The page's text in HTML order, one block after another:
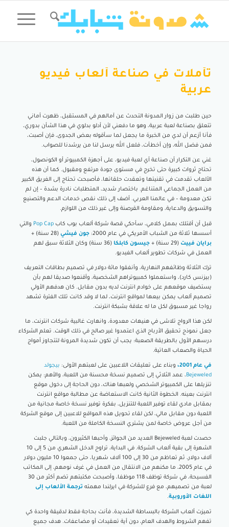
تأملات في صناعة ألعاب فيديو
عربية
حين طلبت من زوار المدونة التحدث عن آمالهم في المستقبل، ظهرت أماني
تتعلق بصناعة لعبة عربية، وهو ما دفعني لأن أدلو بدلوي في هذا الشأن بدوري،
فأنا أزعم أن لدي من الخبرة ما يجعل لما سأقوله بعض الجدوى، فإن أصبت،
فمن فضل الله، وإن أخطأت، فلعل الله يرسل لنا من يرشدنا للصواب.
غني عن التكرار أن صناعة أي لعبة فيديو، على أجهزة الكمبيوتر أو الكونصول،
تحتاج ثروات كبيرة حتى تخرج في مستوى جودة مرتفع ومقبول. كما أن هذه
الألعاب تقدمت في تقنيتها وتعقدت حلقاتها، فأصبحت تحتاج إلى الفريق الكبير
من العمل الجماعي المتناغم. باختصار شديد، المتطلبات نادرة بشدة – إن لم
تكن معدومة – في عالمنا العربي. أضف إلى ذلك نقص خدمات الدعم والتصنيع
والتسويق والدعاية، ومقاومة القرصنة وإلى غير ذلك من اللوازم.
قبل أن أقتلك بممل كلامي، سأحكي قصة شركة ألعاب بوب كاب Pop Cap والتي
أسسها ثلاثة من الشباب الأمريكي في عام 2000:
جون فيشي (28 سنة) +
برايان فييت (29 سنة) + جيسون كابلكا
(36 سنة) وكان الثلاثة سبق لهم
العمل في شركات تطوير ألعاب الفيديو.
ترك الثلاثة وظائفهم النهارية، وأنفقوا مائة دولار في تصميم بطاقات التعريف
(بيزنس كارد)، واستعملوا كمبيوتراهم الشخصية، وأقنعوا صديقا لهم بأن
يستضيف موقعهم على خوادم انترنت لديه بدون مقابل. كان هدفهم الأولي
تصميم ألعاب يمكن بيعها لمواقع انترنت، لما لا وقد كانت تلك الفترة تشهد
رواجا غير مسبوق لكل ما له علاقة بشبكة انترنت.
لكن هذا الرواج تلاشى في هنيهات معدودة، وانهارت غالبية شركات انترنت، ما
جعل نموذج تحقيق الأرباح الذي اعتمدوا غير صالح في ذلك الوقت. تعلم الشركاء
درسهم الأول بالطريقة الصعبة: يجب أن تكون شديدة المرونة لتتجاوز أمواج
الحياة والصعاب العاتية.
في عام 2001، وبناء على تعليقات اللاعبين على لعبتهم الأولى: بيجولد
Bejeweled، عمد الثلاثي إلى تصميم نسخة محسنة من اللعبة، والأهم: يمكن
تنزيلها على الكمبيوتر الشخصي ولعبها هناك، دون الحاجة إلى دخول موقع
انترنت بعينه. الخطوة الثانية كانت الاستعاضة عن مطالبة مواقع انترنت
بمقابل مادي لقاء توفير اللعبة للتنزيل، بفكرة توفير نسخة خاصة مجانية من
اللعبة دون مقابل مالي، لكن لقاء تحويل هذه المواقع للاعبين إلى موقع الشركة
من أجل عروض خاصة لمن يشتري النسخة الكاملة من اللعبة.
حصدت لعبة Bejeweled العديد من الجوائز، وأحبها الكثيرون، وبالتالي جلبت
الشهرة إلى بقية ألعاب الشركة. في البداية، تراوح الدخل الشهري من 5 إلى 10
آلاف دولار، ثم تعاظم من 30 إلى 100 آلاف شهريا، حتى جمعوا 10 مليون دولار
في عام 2005، ما مكنهم من الانتقال من العمل في غرف نومهم، إلى المكاتب
الفسيحة، في شركة توظف 118 موظفا، وأصبحت مكتبتهم تضم أكثر من 30
لعبة من تصميهم، مع فرع للشركة في ايرلندا مهمته ترجمة الألعاب إلى
اللغات الأوروبية.
تميزت ألعاب الشركة بالبساطة الشديدة، فأنت بحاجة فقط لدقيقة واحدة كي
تفهم الشروط والهدف العام، دون أية تعقيدات أو مضاعفات. هدف جميع